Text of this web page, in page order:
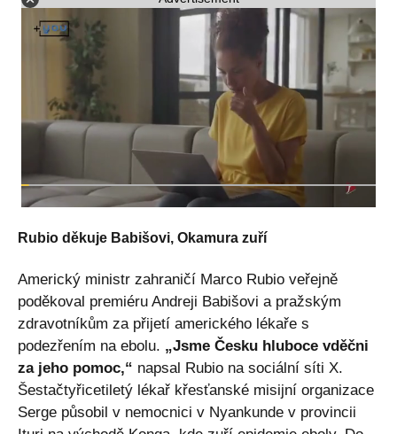
Rubio děkuje Babišovi, Okamura zuří
Americký ministr zahraničí Marco Rubio veřejně
poděkoval premiéru Andreji Babišovi a pražským
zdravotníkům za přijetí amerického lékaře s
podezřením na ebolu. „Jsme Česku hluboce vděčni
za jeho pomoc,“ napsal Rubio na sociální síti X.
Šestačtyřicetiletý lékař křesťanské misijní organizace
Serge působil v nemocnici v Nyankunde v provincii